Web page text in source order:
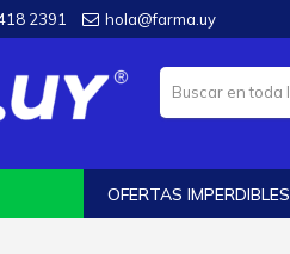
2391 hola@farma.uy
OFERTAS IMPERDIBLES